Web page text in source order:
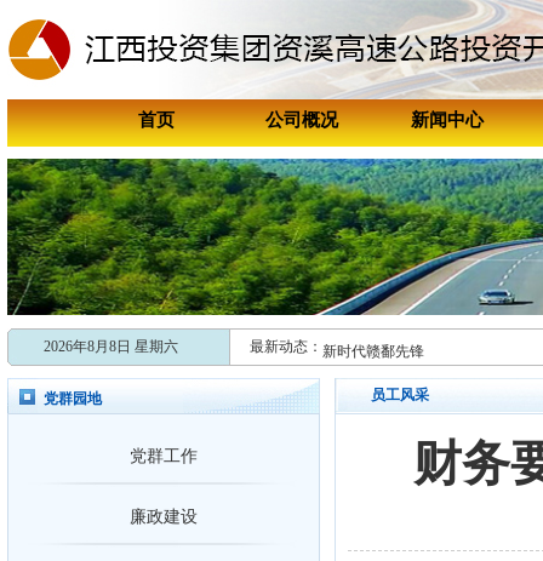
首页 公司概况 新闻中心
2026年8月8日 星期六 最新动态：
喜报！资溪高速连续两年获评资
喜讯！资溪高速成功获评“国家
交通运输部技术帮扶组赴资溪高
共促引车上路，多维发力开启跨
新时代赣鄱先锋
张学剑：矿山救援与抗洪抢险“安
新时代赣鄱先锋
张学剑：矿山救援与抗洪抢险“安
党群园地
党群工作
廉政建设
员工风采
财务